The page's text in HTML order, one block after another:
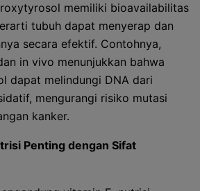
memiliki bioavailabilitas
tubuh dapat menyerap dan
secara efektif. Contohnya,
in vivo menunjukkan bahwa
dapat melindungi DNA dari
mengurangi risiko mutasi
kanker.
Penting dengan Sifat